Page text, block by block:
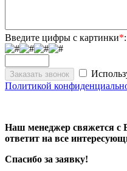
Введите цифры с картинки*:
Политикой
Наш менеджер свяжется с
ответит на все
Спасибо за заявку!